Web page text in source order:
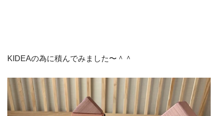
KIDEAの為に積んでみました〜＾＾